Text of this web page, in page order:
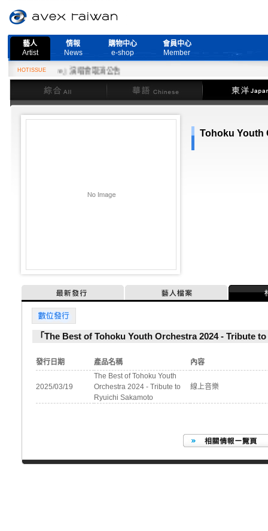
藝人
Artist
情報
News
購物中心
e-shop
會員中心
Member
HOTISSUE
Live』演唱會取消公告
綜合
華語 東洋
Tohoku Youth
最新發行 藝人檔案
數位發行
「The Best of Tohoku Youth Orchestra 2024 - Tribute
發行日期 產品名稱 內容
2025/03/19
The Best of Tohoku Youth
Orchestra 2024 - Tribute to
Ryuichi Sakamoto
線上音樂